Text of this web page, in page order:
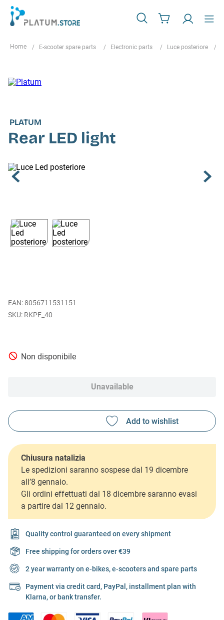
E-scooter spare parts Electronic parts Luce posteriore
PLATUM
Rear LED light
EAN: 8056711531151
RKPF_40
Non disponibile
Unavailable
Chiusura natalizia
Le spedizioni saranno sospese dal 19 dicembre
all’8 gennaio.
Gli ordini effettuati dal 18 dicembre saranno evasi
a partire dal 12 gennaio.
Quality control guaranteed on every shipment
Free shipping for orders over €39
2 year warranty on e-bikes, e-scooters and spare parts
Payment via credit card, PayPal, installment plan with
Klarna, or bank transfer.